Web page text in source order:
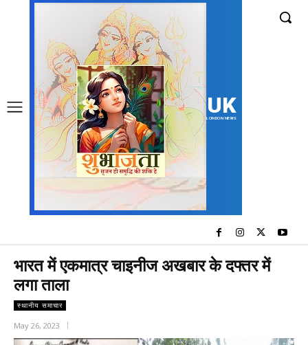
UK
LONDON NEWS
भारत में एकमात्र चाइनीज अखबार के दफ्तर में
लगा ताला
स्थानीय समाचार
May 26, 2023